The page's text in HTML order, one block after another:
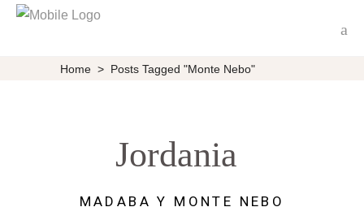
Home > Posts Tagged "Monte Nebo"
Jordania
MADABA Y MONTE NEBO